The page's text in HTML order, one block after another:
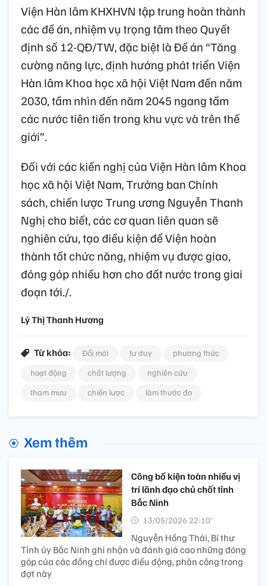
Viện Hàn lâm KHXHVN tập trung hoàn thành
các đề án, nhiệm vụ trọng tâm theo Quyết
định số 12-QĐ/TW, đặc biệt là Đề án “Tăng
cường năng lực, định hướng phát triển Viện
Hàn lâm Khoa học xã hội Việt Nam đến năm
2030, tầm nhìn đến năm 2045 ngang tầm
các nước tiên tiến trong khu vực và trên thế
giới”.
Đối với các kiến nghị của Viện Hàn lâm Khoa
học xã hội Việt Nam, Trưởng ban Chính
sách, chiến lược Trung ương Nguyễn Thanh
Nghị cho biết, các cơ quan liên quan sẽ
nghiên cứu, tạo điều kiện để Viện hoàn
thành tốt chức năng, nhiệm vụ được giao,
đóng góp nhiều hơn cho đất nước trong giai
đoạn tới./.
Lý Thị Thanh Hương
Từ khóa: Đổi mới tư duy
phương thức
hoạt động
chất lượng
nghiên cứu
tham mưu
chiến lược làm thước đo
Xem thêm
Công bố kiện toàn nhiều vị
trí lãnh đạo chủ chốt tỉnh
Bắc Ninh
13/05/2026 22:10’
Nguyễn Hồng Thái, Bí thư
Tỉnh ủy Bắc Ninh ghi nhận và đánh giá cao những đóng
góp của các đồng chí được điều động, phân công trong
đợt này